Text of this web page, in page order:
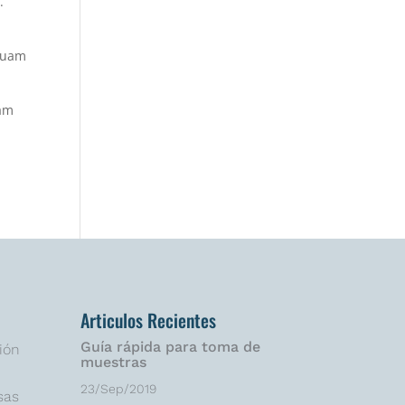
Articulos Recientes
Guía rápida para toma de
muestras
23/Sep/2019